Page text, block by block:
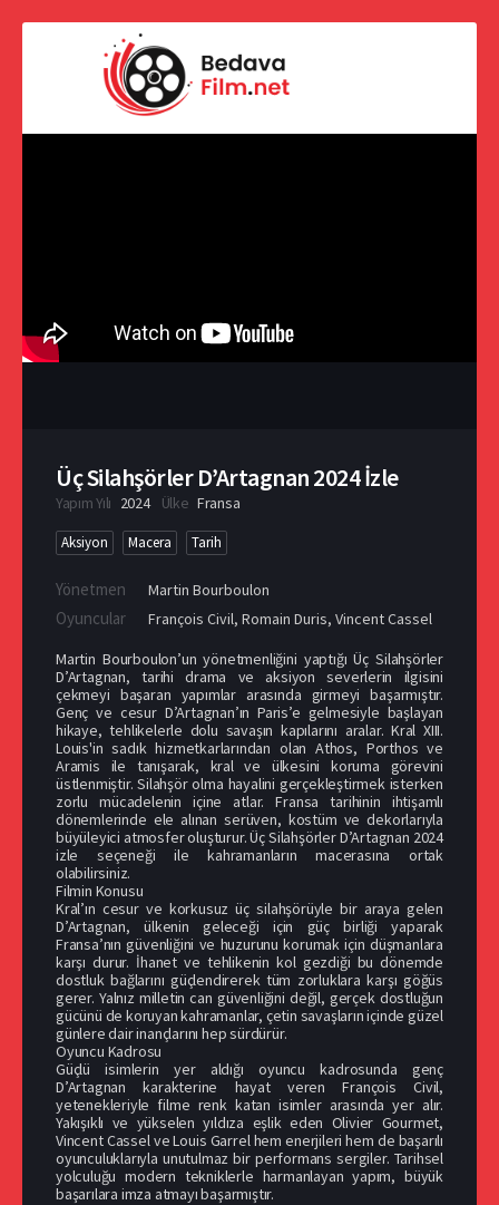
Üç Silahşörler D’Artagnan 2024 İzle
Yapım Yılı 2024 Ülke Fransa
Aksiyon Macera Tarih
Yönetmen Martin Bourboulon
Oyuncular François Civil, Romain Duris, Vincent Cassel
Martin Bourboulon’un yönetmenliğini yaptığı Üç Silahşörler
D’Artagnan, tarihi drama ve aksiyon severlerin ilgisini
çekmeyi başaran yapımlar arasında girmeyi başarmıştır.
Genç ve cesur D’Artagnan’ın Paris’e gelmesiyle başlayan
hikaye, tehlikelerle dolu savaşın kapılarını aralar. Kral XIII.
Louis'in sadık hizmetkarlarından olan Athos, Porthos ve
Aramis ile tanışarak, kral ve ülkesini koruma görevini
üstlenmiştir. Silahşör olma hayalini gerçekleştirmek isterken
zorlu mücadelenin içine atlar. Fransa tarihinin ihtişamlı
dönemlerinde ele alınan serüven, kostüm ve dekorlarıyla
büyüleyici atmosfer oluşturur. Üç Silahşörler D’Artagnan 2024
izle seçeneği ile kahramanların macerasına ortak
olabilirsiniz.
Filmin Konusu
Kral’ın cesur ve korkusuz üç silahşörüyle bir araya gelen
D’Artagnan, ülkenin geleceği için güç birliği yaparak
Fransa’nın güvenliğini ve huzurunu korumak için düşmanlara
karşı durur. İhanet ve tehlikenin kol gezdiği bu dönemde
dostluk bağlarını güçlendirerek tüm zorluklara karşı göğüs
gerer. Yalnız milletin can güvenliğini değil, gerçek dostluğun
gücünü de koruyan kahramanlar, çetin savaşların içinde güzel
günlere dair inançlarını hep sürdürür.
Oyuncu Kadrosu
Güçlü isimlerin yer aldığı oyuncu kadrosunda genç
D’Artagnan karakterine hayat veren François Civil,
yetenekleriyle filme renk katan isimler arasında yer alır.
Yakışıklı ve yükselen yıldıza eşlik eden Olivier Gourmet,
Vincent Cassel ve Louis Garrel hem enerjileri hem de başarılı
oyunculuklarıyla unutulmaz bir performans sergiler. Tarihsel
yolculuğu modern tekniklerle harmanlayan yapım, büyük
başarılara imza atmayı başarmıştır.